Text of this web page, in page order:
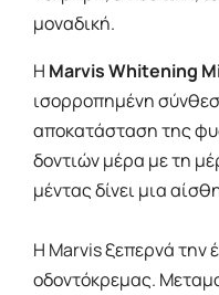
μοναδική.
Η Marvis Whitening
ισορροπημένη
αποκατάσταση της
δοντιών μέρα με τη
μέντας δίνει μια
H Marvis ξεπερνά την
οδοντόκρεμας.